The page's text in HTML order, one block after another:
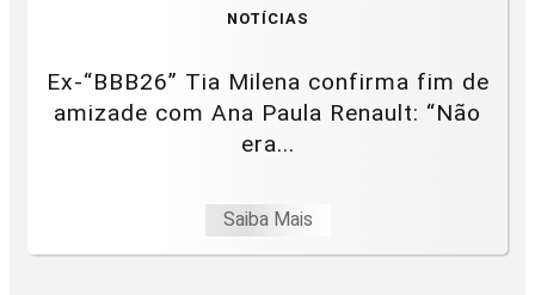
NOTÍCIAS
Ex-“BBB26” Tia Milena confirma fim de
amizade com Ana Paula Renault: “Não
era...
Saiba Mais